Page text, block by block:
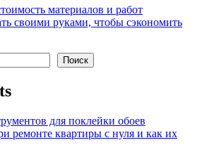
материалов и работ
своими руками, чтобы сэкономить
Поиск
для поклейки обоев
ремонте квартиры с нуля и как их